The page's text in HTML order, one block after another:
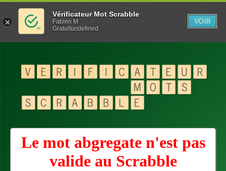
Le mot abgregate n'est pas
valide au Scrabble
Vérificateur Mot Scrabble
Fabien M
Gratuitundefined
VOIR